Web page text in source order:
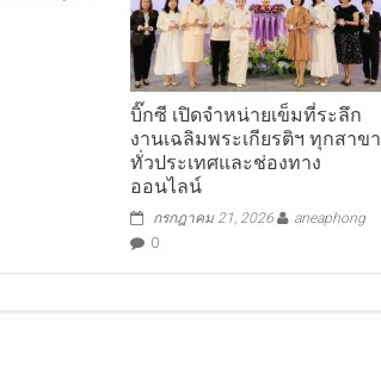
บิ๊กซี เปิดจำหน่ายเข็มที่ระลึก
งานเฉลิมพระเกียรติฯ ทุกสาขา
ทั่วประเทศและช่องทาง
ออนไลน์
กรกฎาคม 21, 2026
aneaphong
0